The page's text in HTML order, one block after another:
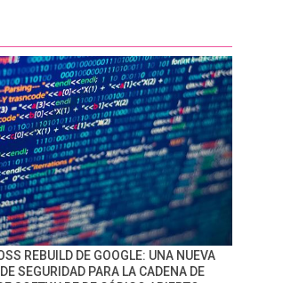
REBUILD DE GOOGLE: UNA NUEVA
SEGURIDAD PARA LA CADENA DE